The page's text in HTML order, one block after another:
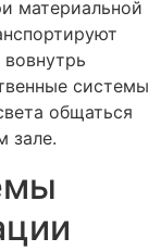
материальной
системы
общаться
зале.